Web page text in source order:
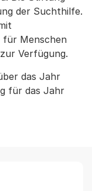
der Suchthilfe.
für Menschen
Verfügung.
das Jahr
für das Jahr